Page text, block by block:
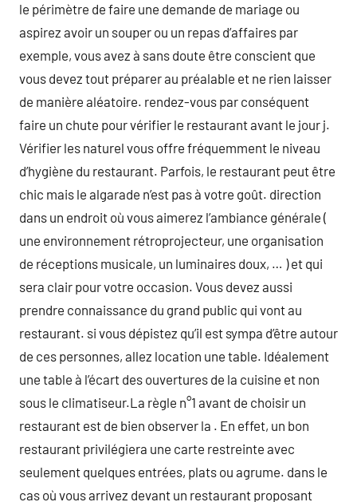
le périmètre de faire une demande de mariage ou
aspirez avoir un souper ou un repas d’affaires par
exemple, vous avez à sans doute être conscient que
vous devez tout préparer au préalable et ne rien laisser
de manière aléatoire. rendez-vous par conséquent
faire un chute pour vérifier le restaurant avant le jour j.
Vérifier les naturel vous offre fréquemment le niveau
d’hygiène du restaurant. Parfois, le restaurant peut être
chic mais le algarade n’est pas à votre goût. direction
dans un endroit où vous aimerez l’ambiance générale (
une environnement rétroprojecteur, une organisation
de réceptions musicale, un luminaires doux, … ) et qui
sera clair pour votre occasion. Vous devez aussi
prendre connaissance du grand public qui vont au
restaurant. si vous dépistez qu’il est sympa d’être autour
de ces personnes, allez location une table. Idéalement
une table à l’écart des ouvertures de la cuisine et non
sous le climatiseur.La règle n°1 avant de choisir un
restaurant est de bien observer la . En effet, un bon
restaurant privilégiera une carte restreinte avec
seulement quelques entrées, plats ou agrume. dans le
cas où vous arrivez devant un restaurant proposant